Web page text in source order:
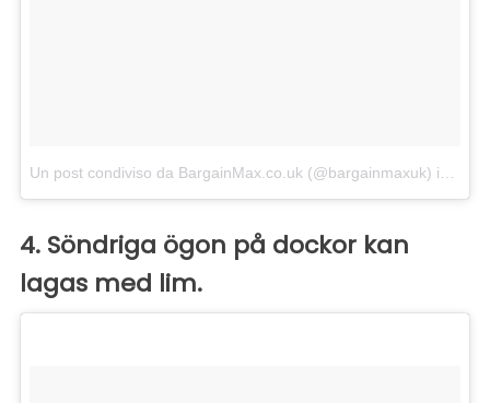
Un post condiviso da BargainMax.co.uk (@bargainmaxuk) in data:
4. Söndriga ögon på dockor kan
lagas med lim.